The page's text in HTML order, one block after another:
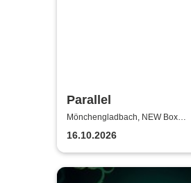
Parallel
Mönchengladbach, NEW Box
Mönchengladbach
16.10.2026